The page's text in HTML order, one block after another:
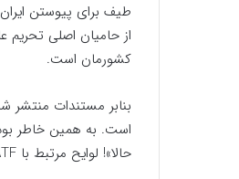
کشورمان است.
است. به همین خاطر بود
حالا»! لوایح مرتبط با FATF را تصویب کند.